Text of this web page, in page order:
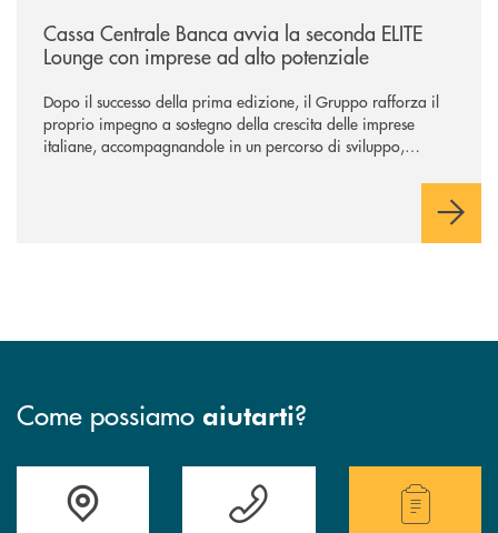
Cassa Centrale Banca avvia la seconda ELITE
Lounge con imprese ad alto potenziale
Dopo il successo della prima edizione, il Gruppo rafforza il
proprio impegno a sostegno della crescita delle imprese
italiane, accompagnandole in un percorso di sviluppo,
Come possiamo aiutarti?
Accedi all' elenco completo delle filiali .Hai bisogno di assistenza immediata ?
Hai bisogno di